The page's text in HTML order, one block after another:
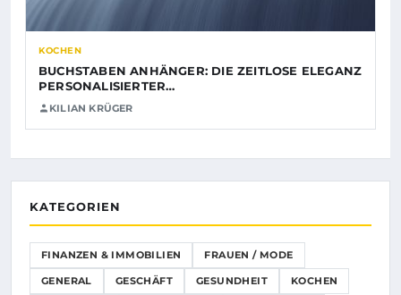
KOCHEN
BUCHSTABEN ANHÄNGER: DIE ZEITLOSE ELEGANZ
PERSONALISIERTER…
KILIAN KRÜGER
KATEGORIEN
FINANZEN & IMMOBILIEN FRAUEN / MODE
GENERAL GESCHÄFT GESUNDHEIT KOCHEN